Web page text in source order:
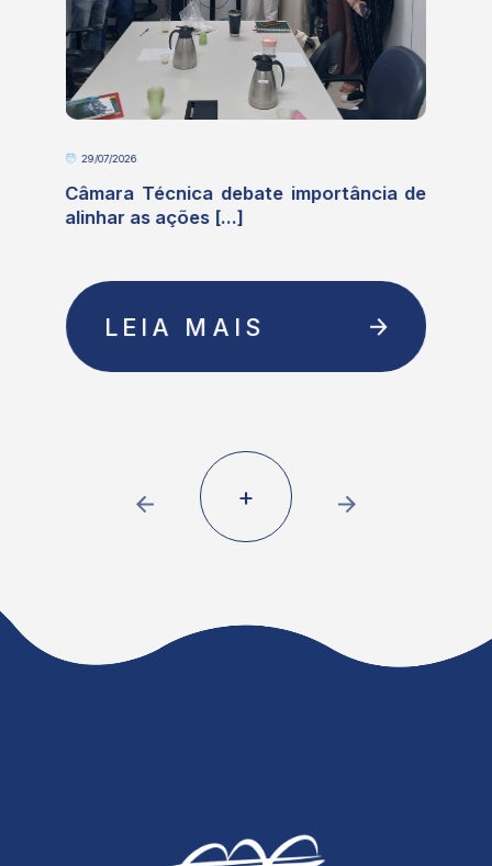
10/07/2026
CBH Paranaíba-DF participa de
discussão sobre [...]
LEIA MAIS
+